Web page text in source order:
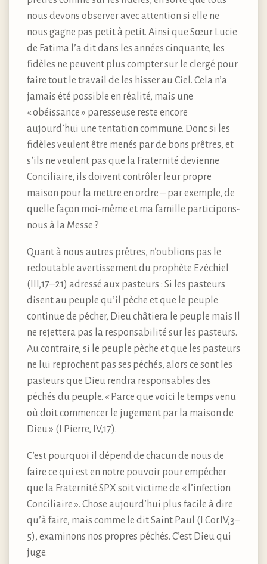
nous devons observer avec attention si elle ne
nous gagne pas petit à petit. Ainsi que Sœur Lucie
de Fatima l’a dit dans les années cinquante, les
fidèles ne peuvent plus compter sur le clergé pour
faire tout le travail de les hisser au Ciel. Cela n’a
jamais été possible en réalité, mais une
« obéissance » paresseuse reste encore
aujourd’hui une tentation commune. Donc si les
fidèles veulent être menés par de bons prêtres, et
s’ils ne veulent pas que la Fraternité devienne
Conciliaire, ils doivent contrôler leur propre
maison pour la mettre en ordre – par exemple, de
quelle façon moi-même et ma famille participons-
nous à la Messe ?
Quant à nous autres prêtres, n’oublions pas le
redoutable avertissement du prophète Ezéchiel
(III,17–21) adressé aux pasteurs : Si les pasteurs
disent au peuple qu’il pèche et que le peuple
continue de pécher, Dieu châtiera le peuple mais Il
ne rejettera pas la responsabilité sur les pasteurs.
Au contraire, si le peuple pèche et que les pasteurs
ne lui reprochent pas ses péchés, alors ce sont les
pasteurs que Dieu rendra responsables des
péchés du peuple. « Parce que voici le temps venu
où doit commencer le jugement par la maison de
Dieu » (I Pierre, IV,17).
C’est pourquoi il dépend de chacun de nous de
faire ce qui est en notre pouvoir pour empêcher
que la Fraternité SPX soit victime de « l’infection
Conciliaire ». Chose aujourd’hui plus facile à dire
qu’à faire, mais comme le dit Saint Paul (I Cor.IV,3–
5), examinons nos propres péchés. C’est Dieu qui
juge.